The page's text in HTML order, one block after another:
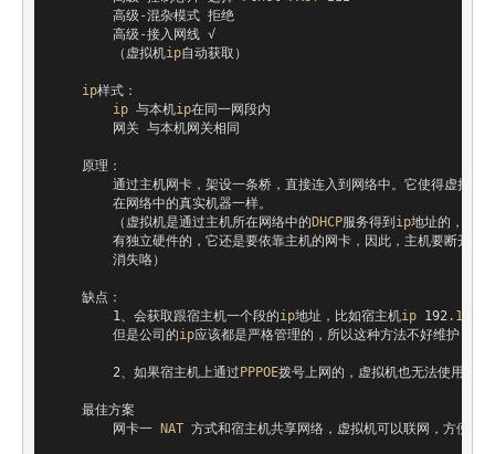
        高级
-混杂模式 拒绝
        高级
-接入网线 √
        （虚拟机
ip自动获取）
ip样式：
ip 与本机ip在同一网段内
        网关 与本机网关相同
    原理：
通过主机网卡，架设一条桥，直接连入到网络中。它使得虚拟机
        在网络中的真实机器一样。
        （虚拟机是通过主机所在网络中的
DHCP服务得到ip地址的，所以
有独立硬件的，它还是要依靠主机的网卡，因此，主机要断开网
        消失咯）
    缺点：
        1、会获取跟宿主机一个段的
ip地址，比如宿主机ip 192 .168
        但是公司的
ip应该都是严格管理的，所以这种方法不好维护，如
        2、如果宿主机上通过
PPPOE拨号上网的，虚拟机也无法使用桥接
    最佳方案
        网卡一
NAT 方式和宿主机共享网络，虚拟机可以联网，方便下